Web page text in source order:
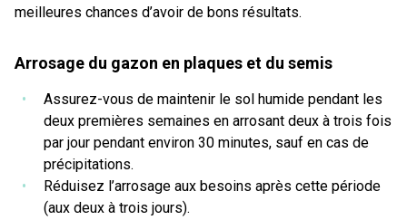
meilleures chances d’avoir de bons résultats.
Arrosage du gazon en plaques et du semis
Assurez-vous de maintenir le sol humide pendant les
deux premières semaines en arrosant deux à trois fois
par jour pendant environ 30 minutes, sauf en cas de
précipitations.
Réduisez l’arrosage aux besoins après cette période
(aux deux à trois jours).